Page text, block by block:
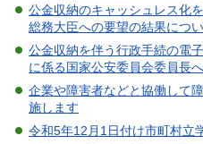
公金収納のキャッシュレス化
総務大臣への要望の結果につ
公金収納を伴う行政手続の電
に係る国家公安委員会委員長
企業や障害者などと協働して
施します
令和5年12月1日付け市町村立